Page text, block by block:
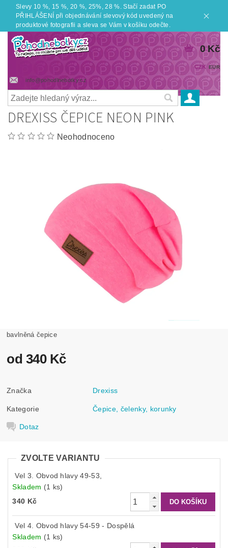
Slevy 10 %, 15 %, 20 %, 25%, 28 %. Stačí zadat PO
PŘIHLÁŠENÍ při objednávání slevový kód uvedený na
produktové fotografii a sleva se Vám v košíku odečte.
info@pohodlnebotky.cz
CZK EUR
0 Kč
DREXISS ČEPICE NEON PINK
Neohodnoceno
bavlněná čepice
od 340 Kč
Značka Drexiss
Kategorie Čepice, čelenky, korunky
Dotaz
ZVOLTE VARIANTU
Vel 3. Obvod hlavy 49-53,
Skladem (1 ks)
340 Kč
Vel 4. Obvod hlavy 54-59 - Dospělá
Skladem (1 ks)